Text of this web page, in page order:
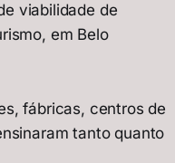
viabilidade de
em Belo
fábricas, centros de
tanto quanto